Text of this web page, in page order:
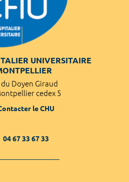
UNIVERSITAIRE
du Doyen Giraud
cedex 5
le CHU
04 67 33 67 33